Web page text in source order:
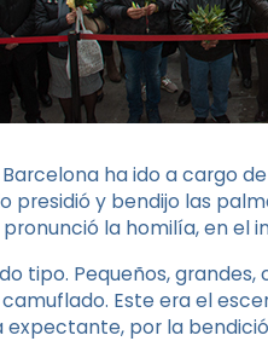
ha ido a cargo
presidió y bendijo las
la homilía, en el
tipo. Pequeños, grandes,
Este era el
por la